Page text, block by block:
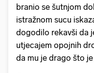
branio se šutnjom
istražnom sucu
dogodilo rekavši da
utjecajem opojnih
da mu je drago što